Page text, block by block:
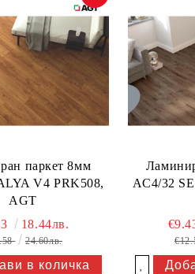
паркет 8мм
V4 PRK508,
AGT
18.44лв.
24.60лв.
AC4/32